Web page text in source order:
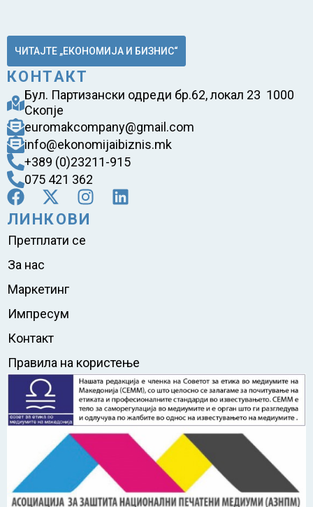
ЧИТАЈТЕ „ЕКОНОМИЈА И БИЗНИС“
КОНТАКТ
Бул. Партизански одреди бр.62, локал 23 1000
Скопје
euromakcompany@gmail.com
info@ekonomijaibiznis.mk
+389 (0)23211-915
075 421 362
ЛИНКОВИ
Претплати се
За нас
Маркетинг
Импресум
Контакт
Правила на користење